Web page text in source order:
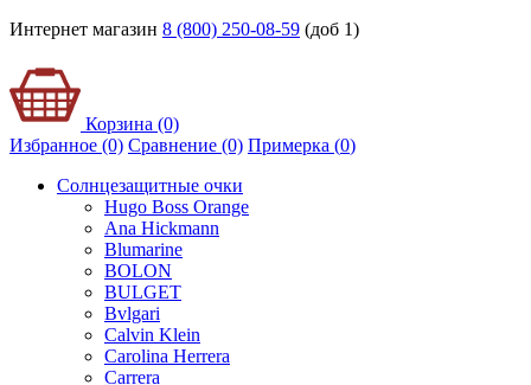
Интернет магазин 8 (800) 250-08-59 (доб 1)
Корзина (0)
Избранное (0) Сравнение (0) Примерка (0)
Солнцезащитные очки
Hugo Boss Orange
Ana Hickmann
Blumarine
BOLON
BULGET
Bvlgari
Calvin Klein
Carolina Herrera
Carrera